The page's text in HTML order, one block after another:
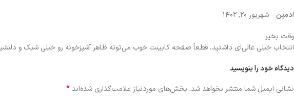
ادمین–شهریور ۲۰, ۱۴۰۲
وقت بخیر
انتخاب خیلی عالی‌ای داشتید، قطعاً صفحه کابینت خوب می‌تونه ظاهر آشپزخونه رو خیلی شیک و
دیدگاه خود را بنویسید
نشانی ایمیل شما منتشر نخواهد شد. بخش‌های موردنیاز علامت‌گذاری شده‌اند*